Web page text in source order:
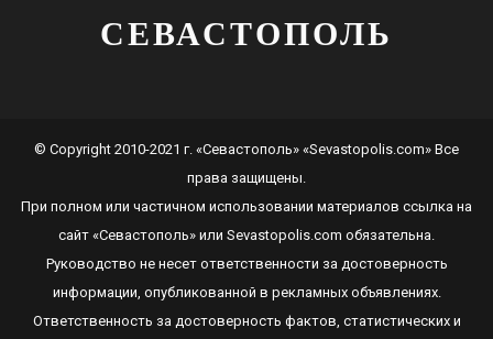
СЕВАСТОПОЛЬ
© Copyright 2010-2021 г. «Севастополь» «Sevastopolis.com» Все
права защищены.
При полном или частичном использовании материалов ссылка на
сайт «Севастополь» или Sevastopolis.com обязательна.
Руководство не несет ответственности за достоверность
информации, опубликованной в рекламных объявлениях.
Ответственность за достоверность фактов, статистических и